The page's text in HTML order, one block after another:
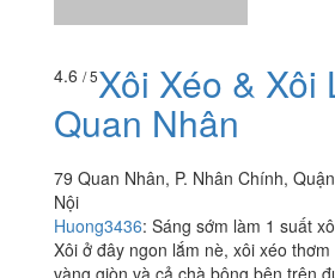
Nội
Xôi ở đây ngon lắm nè, xôi xéo thơm
vàng giòn và cả chà bông bên trên
chuối đậm...